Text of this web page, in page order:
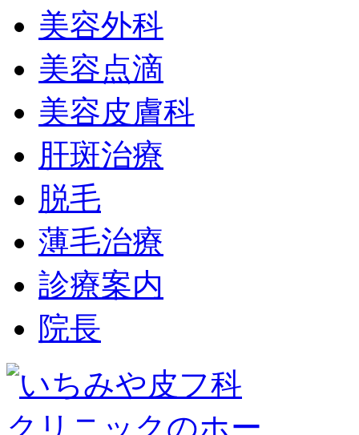
美容外科
美容点滴
美容皮膚科
肝斑治療
脱毛
薄毛治療
診療案内
院長